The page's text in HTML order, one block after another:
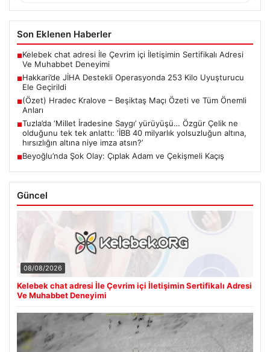
Son Eklenen Haberler
■Kelebek chat adresi İle Çevrim içi İletişimin Sertifikalı Adresi
Ve Muhabbet Deneyimi
■Hakkari’de JİHA Destekli Operasyonda 253 Kilo Uyuşturucu
Ele Geçirildi
■(Özet) Hradec Kralove – Beşiktaş Maçı Özeti ve Tüm Önemli
Anları
■Tuzla’da ‘Millet İradesine Saygı’ yürüyüşü… Özgür Çelik ne
olduğunu tek tek anlattı: ‘İBB 40 milyarlık yolsuzluğun altına,
hırsızlığın altına niye imza atsın?’
■Beyoğlu’nda Şok Olay: Çıplak Adam ve Çekişmeli Kaçış
Güncel
08/08/2026
Kelebek chat adresi İle Çevrim içi İletişimin Sertifikalı Adresi
Ve Muhabbet Deneyimi